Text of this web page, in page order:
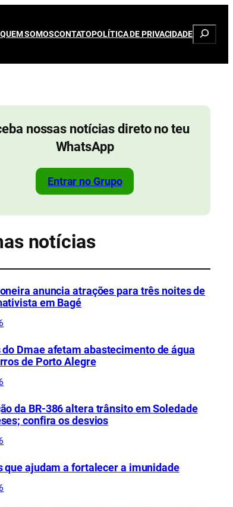
QUEM SOMOSCONTATOPOLÍTICA DE PRIVACIDADE
nossas notícias direto no teu
WhatsApp
Entrar no Grupo
notícias
anuncia atrações para três noites de
em Bagé
Dmae afetam abastecimento de água
de Porto Alegre
da BR-386 altera trânsito em Soledade
confira os desvios
que ajudam a fortalecer a imunidade